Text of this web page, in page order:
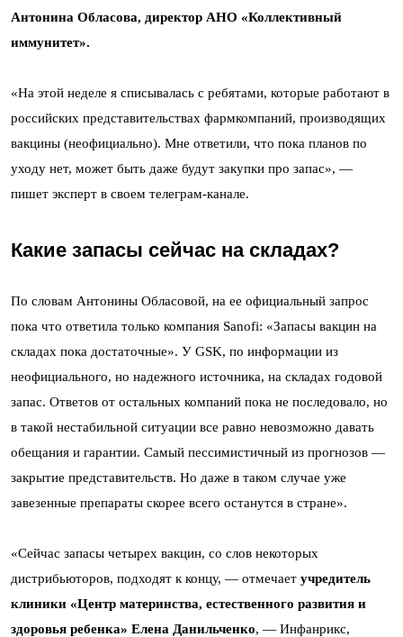
Антонина Обласова, директор АНО «Коллективный
иммунитет».
«На этой неделе я списывалась с ребятами, которые работают в
российских представительствах фармкомпаний, производящих
вакцины (неофициально). Мне ответили, что пока планов по
уходу нет, может быть даже будут закупки про запас», —
пишет эксперт в своем телеграм-канале.
Какие запасы сейчас на складах?
По словам Антонины Обласовой, на ее официальный запрос
пока что ответила только компания Sanofi: «Запасы вакцин на
складах пока достаточные». У GSK, по информации из
неофициального, но надежного источника, на складах годовой
запас. Ответов от остальных компаний пока не последовало, но
в такой нестабильной ситуации все равно невозможно давать
обещания и гарантии. Самый пессимистичный из прогнозов —
закрытие представительств. Но даже в таком случае уже
завезенные препараты скорее всего останутся в стране».
«Сейчас запасы четырех вакцин, со слов некоторых
дистрибьюторов, подходят к концу, — отмечает учредитель
клиники «Центр материнства, естественного развития и
здоровья ребенка» Елена Данильченко, — Инфанрикс,